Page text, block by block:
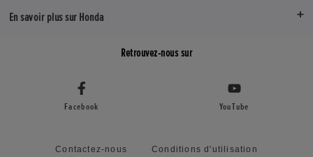
En savoir plus sur Honda
Retrouvez-nous sur
Facebook YouTube
Contactez-nous Conditions d'utilisation